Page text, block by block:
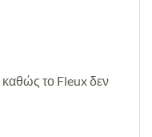
το Fleux δεν